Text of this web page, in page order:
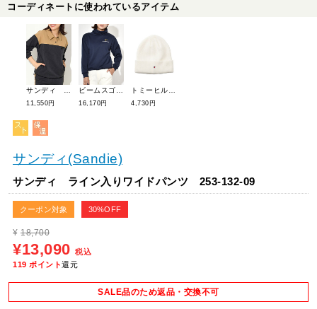
コーディネートに使われているアイテム
11,550円 16,170円 4,730円
サンディ(Sandie)
サンディ ライン入りワイドパンツ 253-132-09
クーポン対象 30%OFF
¥ 18,700
¥13,090 税込
119 ポイント還元
SALE品のため返品・交換不可